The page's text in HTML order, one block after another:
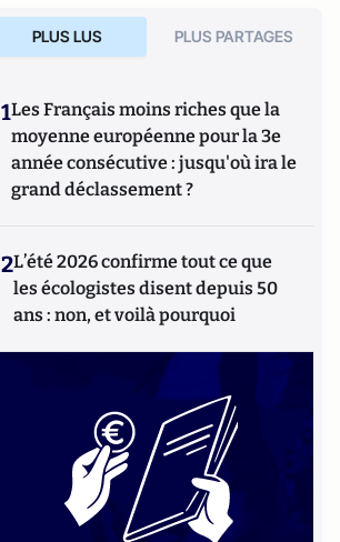
PLUS LUS PLUS PARTAGES
1Les Français moins riches que la
moyenne européenne pour la 3e
année consécutive : jusqu'où ira le
grand déclassement ?
2L’été 2026 confirme tout ce que
les écologistes disent depuis 50
ans : non, et voilà pourquoi